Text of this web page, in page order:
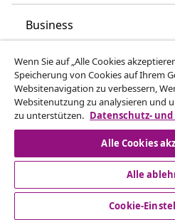
Business
vidaXL
Mehr entdecken
Wenn Sie auf „Alle Cookies
Speicherung von Cookies auf Ihrem
Websitenavigation zu verbessern,
Websitenutzung zu analysieren und
zu unterstützen. Datenschutz-
Alle Cookies
Alle
Cookie-